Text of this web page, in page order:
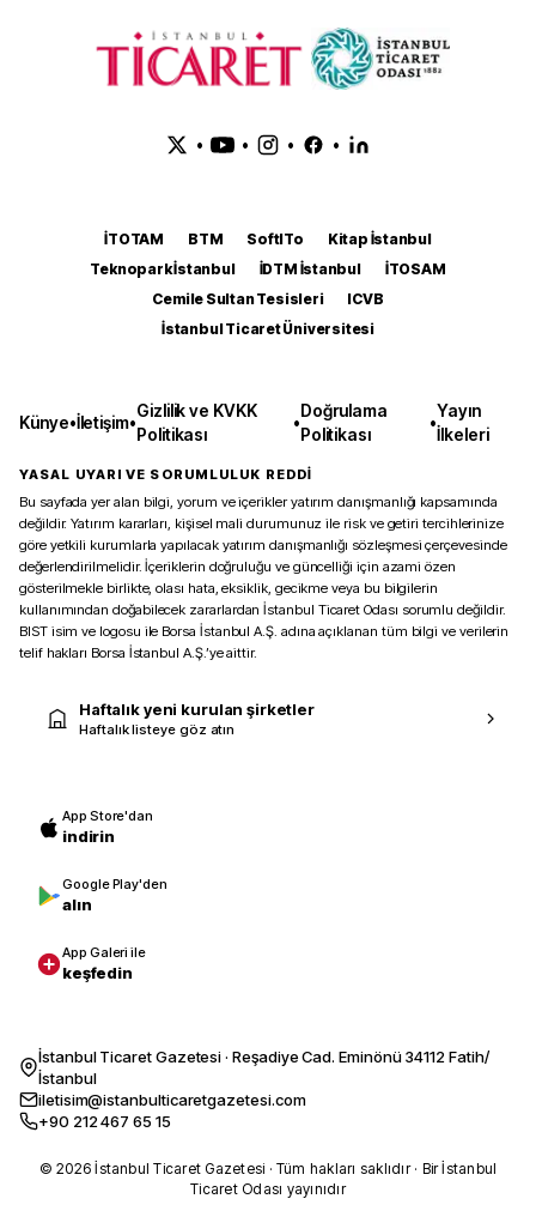
• • • •
İTOTAM BTM SoftITo
Kitap İstanbul
Teknopark İstanbul
İDTM İstanbul
İTOSAM
Cemile Sultan Tesisleri
ICVB
İstanbul Ticaret Üniversitesi
Künye•İletişim•
Gizlilik ve KVKK
Politikası
•
Doğrulama
Politikası
•
Yayın
İlkeleri
YASAL UYARI VE SORUMLULUK REDDİ
Bu sayfada yer alan bilgi, yorum ve içerikler yatırım danışmanlığı kapsamında
değildir. Yatırım kararları, kişisel mali durumunuz ile risk ve getiri tercihlerinize
göre yetkili kurumlarla yapılacak yatırım danışmanlığı sözleşmesi çerçevesinde
değerlendirilmelidir. İçeriklerin doğruluğu ve güncelliği için azami özen
gösterilmekle birlikte, olası hata, eksiklik, gecikme veya bu bilgilerin
kullanımından doğabilecek zararlardan İstanbul Ticaret Odası sorumlu değildir.
BIST isim ve logosu ile Borsa İstanbul A.Ş. adına açıklanan tüm bilgi ve verilerin
telif hakları Borsa İstanbul A.Ş.’ye aittir.
Haftalık yeni kurulan şirketler
Haftalık listeye göz atın
App Store'dan
indirin
Google Play'den
alın
App Galeri ile
keşfedin
İstanbul Ticaret Gazetesi · Reşadiye Cad. Eminönü 34112 Fatih/
İstanbul
iletisim@istanbulticaretgazetesi.com
+90 212 467 65 15
© 2026 İstanbul Ticaret Gazetesi · Tüm hakları saklıdır · Bir İstanbul
Ticaret Odası yayınıdır